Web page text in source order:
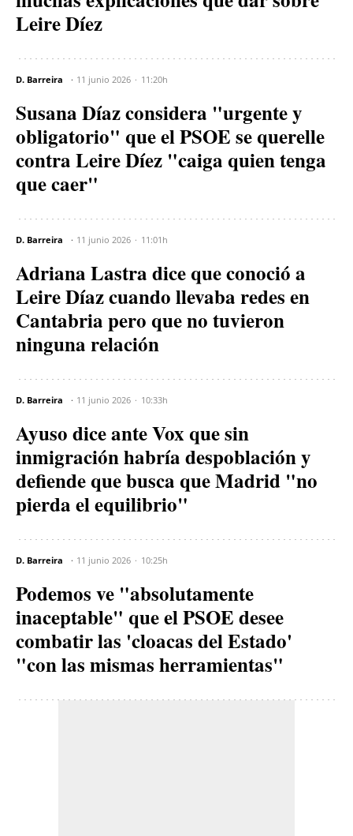
Leire Díez
D. Barreira 11 junio 2026 11:20h
Susana Díaz considera "urgente y
obligatorio" que el PSOE se querelle
contra Leire Díez "caiga quien tenga
que caer"
D. Barreira 11 junio 2026 11:01h
Adriana Lastra dice que conoció a
Leire Díaz cuando llevaba redes en
Cantabria pero que no tuvieron
ninguna relación
D. Barreira 11 junio 2026 10:33h
Ayuso dice ante Vox que sin
inmigración habría despoblación y
defiende que busca que Madrid "no
pierda el equilibrio"
D. Barreira 11 junio 2026 10:25h
Podemos ve "absolutamente
inaceptable" que el PSOE desee
combatir las 'cloacas del Estado'
"con las mismas herramientas"